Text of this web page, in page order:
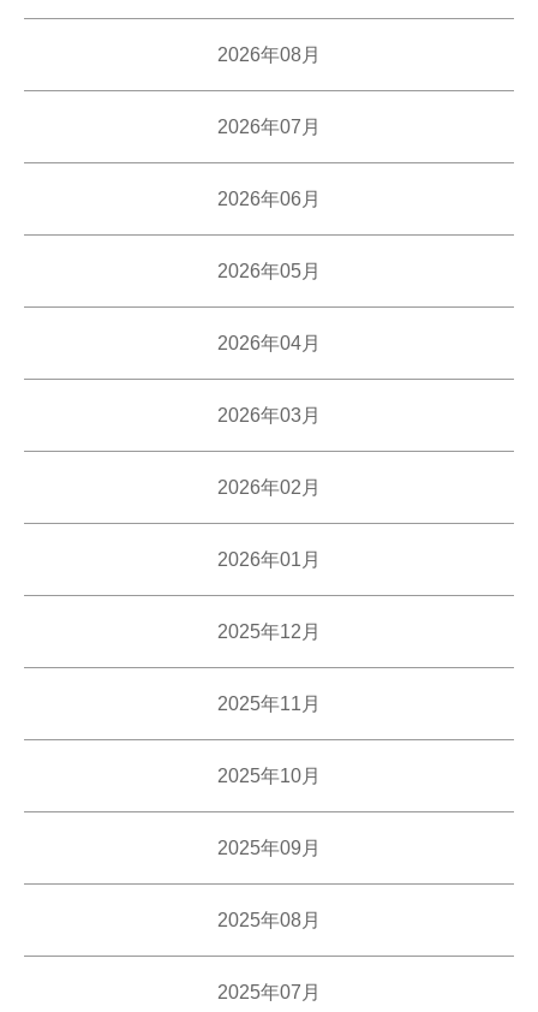
2026年08月
2026年07月
2026年06月
2026年05月
2026年04月
2026年03月
2026年02月
2026年01月
2025年12月
2025年11月
2025年10月
2025年09月
2025年08月
2025年07月